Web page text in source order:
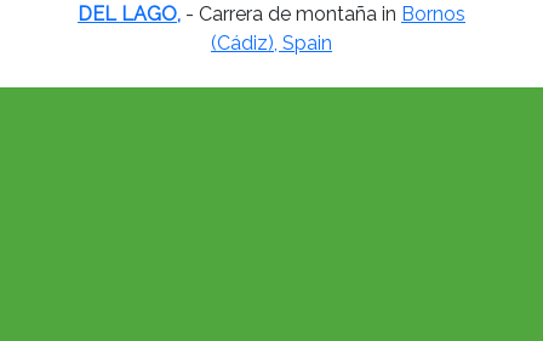
DEL LAGO, - Carrera de montaña in Bornos
(Cádiz), Spain